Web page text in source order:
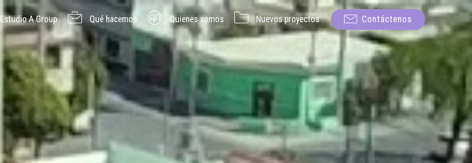
Estudio A Group Qué hacemos Quienes somos Nuevos proyectos Contáctenos